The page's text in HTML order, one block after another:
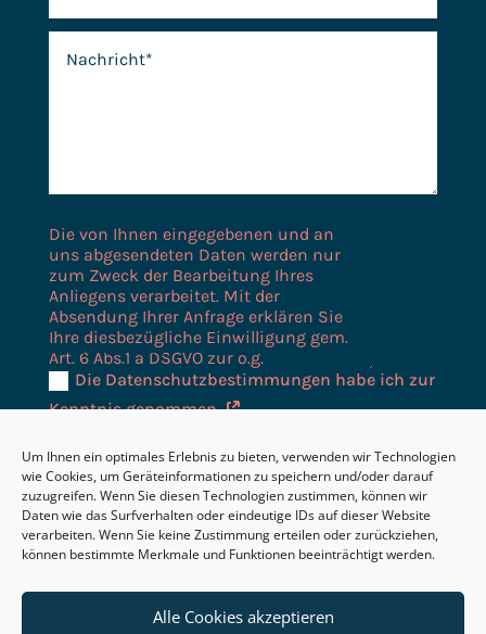
Um Ihnen ein optimales Erlebnis zu bieten, verwenden wir Technologien
wie Cookies, um Geräteinformationen zu speichern und/oder darauf
zuzugreifen. Wenn Sie diesen Technologien zustimmen, können wir
Daten wie das Surfverhalten oder eindeutige IDs auf dieser Website
verarbeiten. Wenn Sie keine Zustimmung erteilen oder zurückziehen,
können bestimmte Merkmale und Funktionen beeinträchtigt werden.
Alle Cookies akzeptieren
Datenschutzerklärung
Die Datenschutzbestimmungen habe ich zur
Kenntnis genommen.
13 + 6= SENDEN